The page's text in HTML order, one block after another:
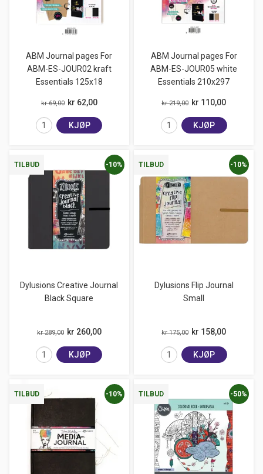
ABM Journal pages For
ABM-ES-JOUR02 kraft
Essentials 125x18
kr 69,00 kr 62,00
KJØP
ABM Journal pages For
ABM-ES-JOUR05 white
Essentials 210x297
kr 219,00 kr 110,00
KJØP
TILBUD
Dylusions Creative Journal
Black Square
-10%
kr 289,00 kr 260,00
KJØP
TILBUD
Dylusions Flip Journal
Small
-10%
kr 175,00 kr 158,00
KJØP
TILBUD -10% TILBUD -50%